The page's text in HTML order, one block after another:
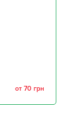
от 70 грн